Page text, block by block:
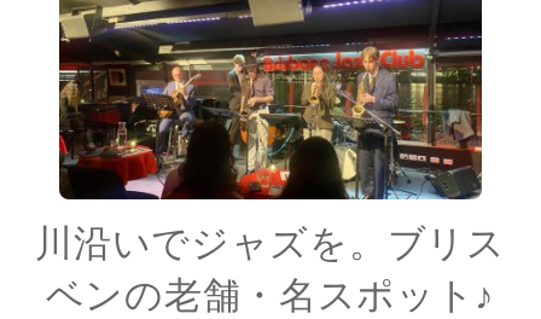
川沿いでジャズを。ブリス
ベンの老舗・名スポット♪